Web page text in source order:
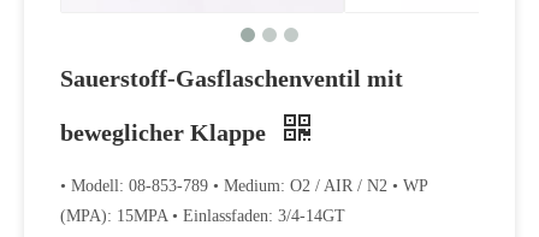
Sauerstoff-Gasflaschenventil mit
beweglicher Klappe
• Modell: 08-853-789 • Medium: O2 / AIR / N2 • WP
(MPA): 15MPA • Einlassfaden: 3/4-14GT